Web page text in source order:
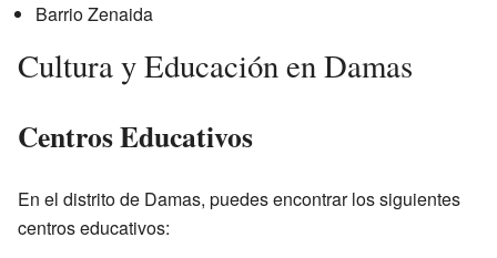
Barrio Zenaida
Cultura y Educación en Damas
Centros Educativos
En el distrito de Damas, puedes encontrar los siguientes
centros educativos: